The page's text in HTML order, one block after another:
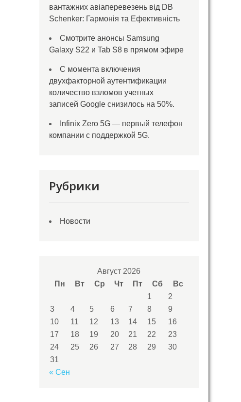
вантажних авіаперевезень від DB
Schenker: Гармонія та Ефективність
Смотрите анонсы Samsung
Galaxy S22 и Tab S8 в прямом эфире
С момента включения
двухфакторной аутентификации
количество взломов учетных
записей Google снизилось на 50%.
Infinix Zero 5G — первый телефон
компании с поддержкой 5G.
Рубрики
Новости
Август 2026
Пн
Вт Ср Чт Пт Сб
Вс
1
2
3
4 5 6 7 8
9
10
11 12 13 14 15
16
17
18 19 20 21 22
23
24
25 26 27 28 29
30
31
« Сен